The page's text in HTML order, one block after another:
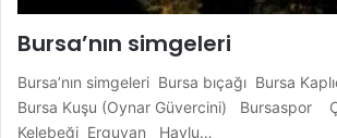
Bursa’nın simgeleri
Bursa’nın simgeleri Bursa bıçağı Bursa
Bursa Kuşu (Oynar Güvercini) Bursaspor
Kelebeği Erguvan Havlu…